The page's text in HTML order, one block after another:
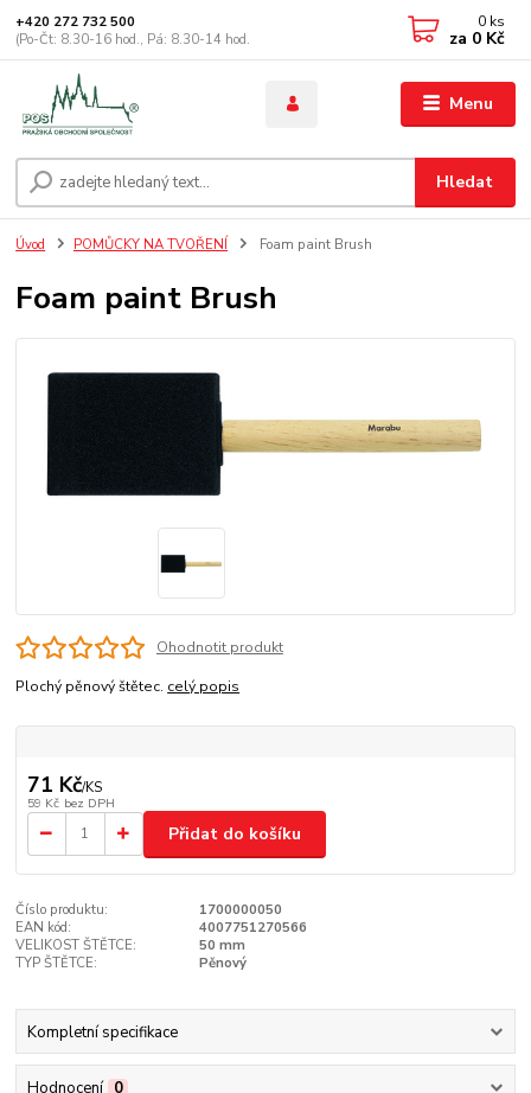
Menu
Hledat
+420 272 732 500
(Po-Čt: 8.30-16 hod., Pá: 8.30-14 hod.
0 ks
za 0 Kč
Úvod POMŮCKY NA TVOŘENÍ Foam paint Brush
Foam paint Brush
Ohodnotit produkt
Plochý pěnový štětec. celý popis
71 Kč/KS
59 Kč bez DPH
Přidat do košíku
Číslo produktu:
1700000050
EAN kód:
4007751270566
VELIKOST ŠTĚTCE:
50 mm
TYP ŠTĚTCE:
Pěnový
Kompletní specifikace
Hodnocení 0